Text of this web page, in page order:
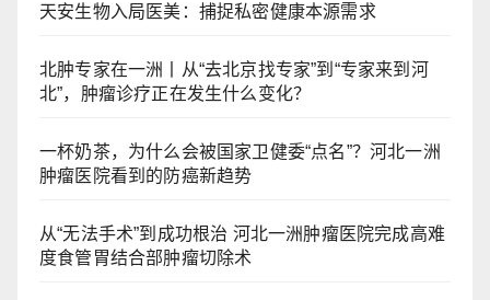
天安生物入局医美：捕捉私密健康本源需求
北肿专家在一洲丨从“去北京找专家”到“专家来到河
北”，肿瘤诊疗正在发生什么变化？
一杯奶茶，为什么会被国家卫健委“点名”？河北一洲
肿瘤医院看到的防癌新趋势
从“无法手术”到成功根治 河北一洲肿瘤医院完成高难
度食管胃结合部肿瘤切除术